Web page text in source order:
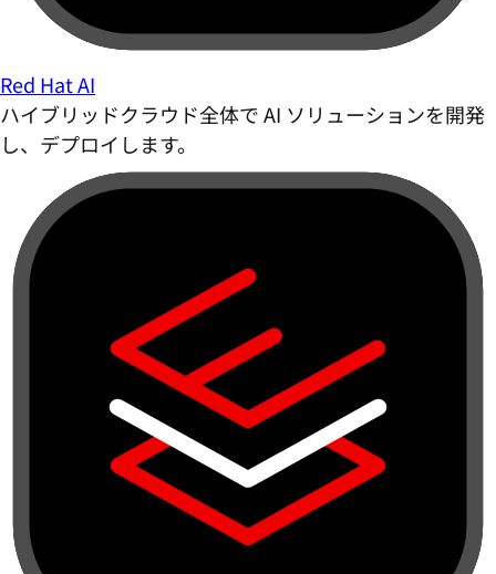
Red Hat AI
ハイブリッドクラウド全体で AI ソリューションを開発
し、デプロイします。